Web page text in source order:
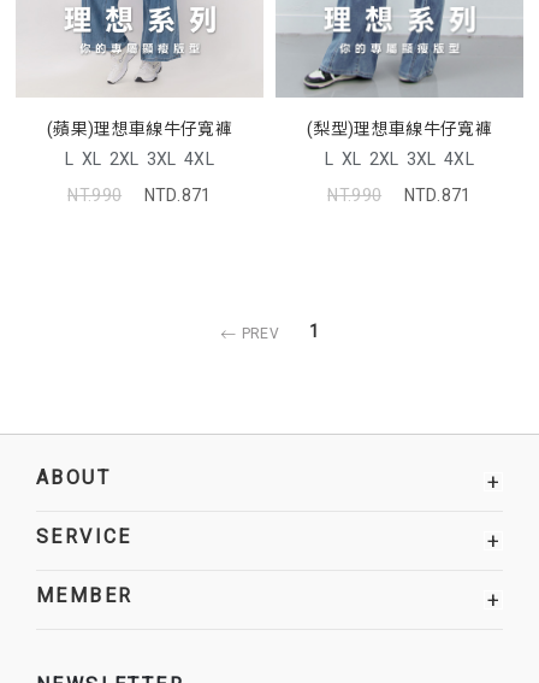
(蘋果)理想車線牛仔寬褲
L XL 2XL 3XL 4XL
NT.990
NTD.871
(梨型)理想車線牛仔寬褲
L XL 2XL 3XL 4XL
NT.990
NTD.871
PREV 1
ABOUT +
SERVICE +
MEMBER +